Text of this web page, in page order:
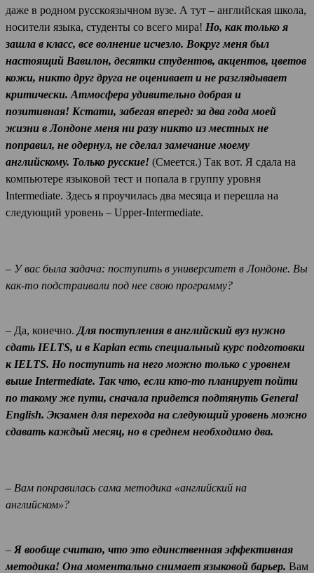
даже в родном русскоязычном вузе. А тут – английская школа,
носители языка, студенты со всего мира! Но, как только я
зашла в класс, все волнение исчезло. Вокруг меня был
настоящий Вавилон, десятки студентов, акцентов, цветов
кожи, никто друг друга не оценивает и не разглядывает
критически. Атмосфера удивительно добрая и
позитивная! Кстати, забегая вперед: за два года моей
жизни в Лондоне меня ни разу никто из местных не
поправил, не одернул, не сделал замечание моему
английскому. Только русские! (Смеется.) Так вот. Я сдала на
компьютере языковой тест и попала в группу уровня
Intermediate. Здесь я проучилась два месяца и перешла на
следующий уровень – Upper-Intermediate.
– У вас была задача: поступить в университет в Лондоне. Вы
как-то подстраивали под нее свою программу?
– Да, конечно. Для поступления в английский вуз нужно
сдать IELTS, и в Kaplan есть специальный курс подготовки
к IELTS. Но поступить на него можно только с уровнем
выше Intermediate. Так что, если кто-то планирует пойти
по такому же пути, сначала придется подтянуть General
English. Экзамен для перехода на следующий уровень можно
сдавать каждый месяц, но в среднем необходимо два.
– Вам понравилась сама методика «английский на
английском»?
– Я вообще считаю, что это единственная эффективная
методика! Она моментально снимает языковой барьер. Вам